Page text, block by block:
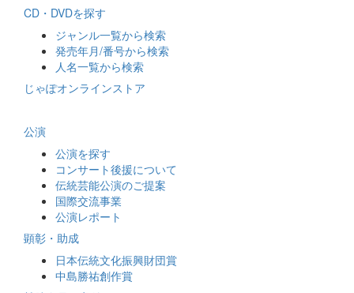
CD・DVDを探す
ジャンル一覧から検索
発売年月/番号から検索
人名一覧から検索
じゃぽオンラインストア
公演
公演を探す
コンサート後援について
伝統芸能公演のご提案
国際交流事業
公演レポート
顕彰・助成
日本伝統文化振興財団賞
中島勝祐創作賞